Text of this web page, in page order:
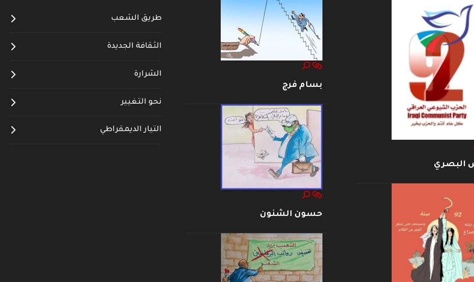
البصري
بسام فرج
حسون الشنون
طريق الشعب
الثقافة الجديدة
الشرارة
نحو التغيير
التيار الديمقراطي